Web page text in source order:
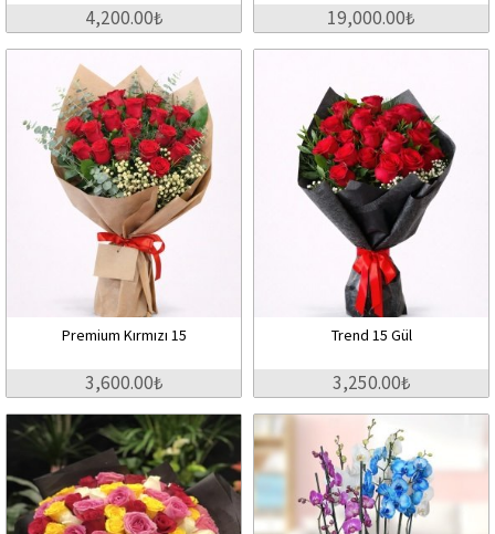
4,200.00₺ 19,000.00₺
Premium Kırmızı 15
3,600.00₺
Trend 15 Gül
3,250.00₺